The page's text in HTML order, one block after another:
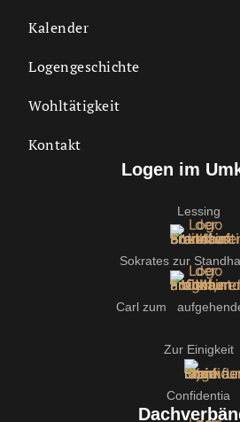
Kalender
Logengeschichte
Wohltätigkeit
Kontakt
Logen im
Lessing
Sokrates zur
Carl zum
Zur Einigkeit
Confidentia